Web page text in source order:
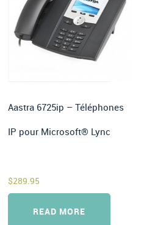
Aastra 6725ip – Téléphones
IP pour Microsoft® Lync
$289.95
READ MORE